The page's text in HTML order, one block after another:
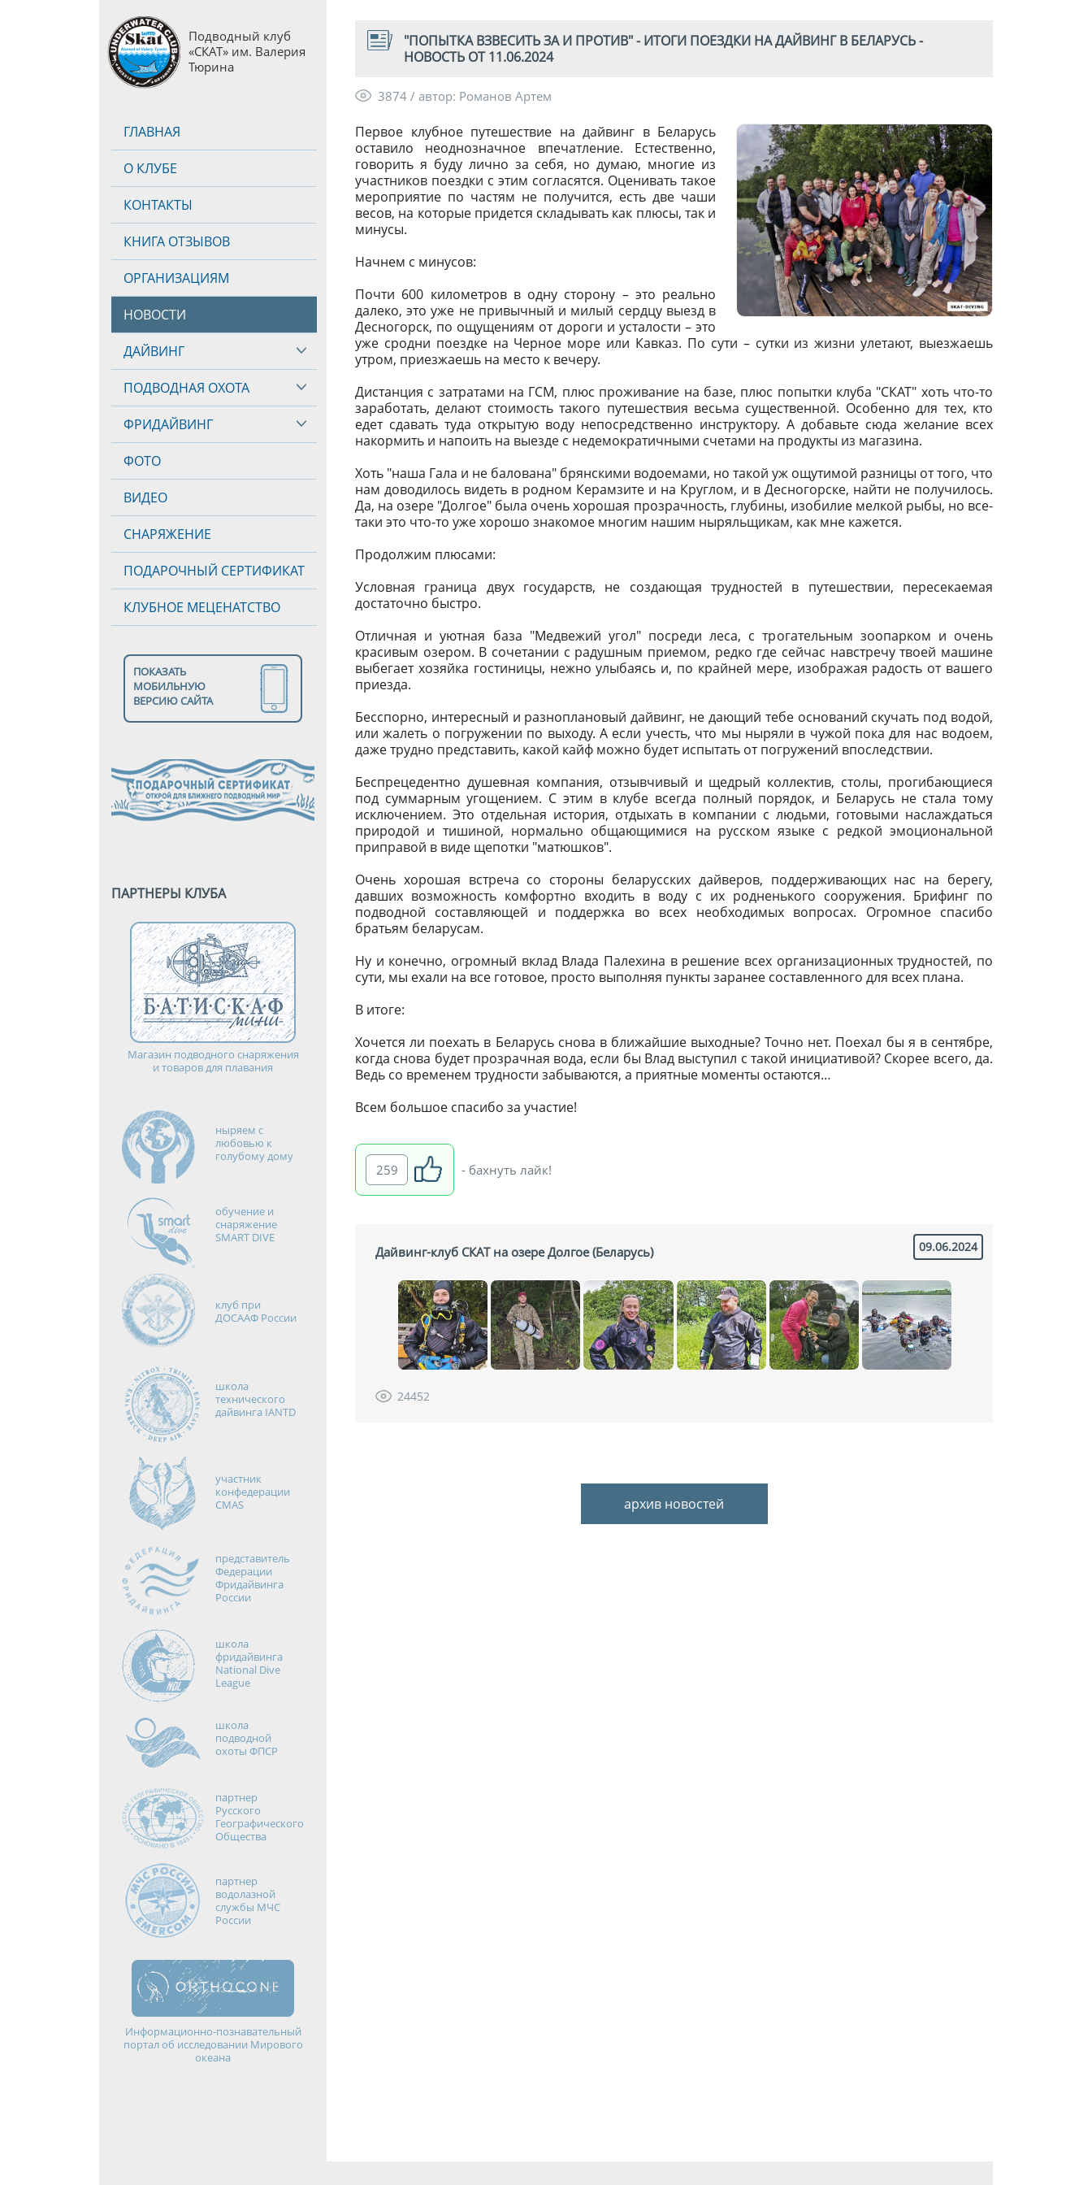
Подводный клуб
«СКАТ» им. Валерия
Тюрина
ГЛАВНАЯ
О КЛУБЕ
КОНТАКТЫ
КНИГА ОТЗЫВОВ
ОРГАНИЗАЦИЯМ
НОВОСТИ
ДАЙВИНГ
ПОДВОДНАЯ ОХОТА
ФРИДАЙВИНГ
ФОТО
ВИДЕО
СНАРЯЖЕНИЕ
ПОДАРОЧНЫЙ СЕРТИФИКАТ
КЛУБНОЕ МЕЦЕНАТСТВО
ПОКАЗАТЬ
МОБИЛЬНУЮ
ВЕРСИЮ САЙТА
ПАРТНЕРЫ КЛУБА
Магазин подводного снаряжения
и товаров для плавания
ныряем с
любовью к
голубому дому
обучение и
снаряжение
SMART DIVE
клуб при
ДОСААФ России
школа
технического
дайвинга IANTD
участник
конфедерации
CMAS
представитель
Федерации
Фридайвинга
России
школа
фридайвинга
National Dive
League
школа
подводной
охоты ФПСР
партнер
Русского
Географического
Общества
партнер
водолазной
службы МЧС
России
Информационно-познавательный
портал об исследовании Мирового
океана
"ПОПЫТКА ВЗВЕСИТЬ ЗА И ПРОТИВ" - ИТОГИ ПОЕЗДКИ НА ДАЙВИНГ В БЕЛАРУСЬ -
НОВОСТЬ ОТ 11.06.2024
3874 / автор: Романов Артем
Первое клубное путешествие на дайвинг в Беларусь
оставило неоднозначное впечатление. Естественно,
говорить я буду лично за себя, но думаю, многие из
участников поездки с этим согласятся. Оценивать такое
мероприятие по частям не получится, есть две чаши
весов, на которые придется складывать как плюсы, так и
минусы.
Начнем с минусов:
Почти 600 километров в одну сторону – это реально
далеко, это уже не привычный и милый сердцу выезд в
Десногорск, по ощущениям от дороги и усталости – это
уже сродни поездке на Черное море или Кавказ. По сути – сутки из жизни улетают, выезжаешь
утром, приезжаешь на место к вечеру.
Дистанция с затратами на ГСМ, плюс проживание на базе, плюс попытки клуба "СКАТ" хоть что-то
заработать, делают стоимость такого путешествия весьма существенной. Особенно для тех, кто
едет сдавать туда открытую воду непосредственно инструктору. А добавьте сюда желание всех
накормить и напоить на выезде с недемократичными счетами на продукты из магазина.
Хоть "наша Гала и не балована" брянскими водоемами, но такой уж ощутимой разницы от того, что
нам доводилось видеть в родном Керамзите и на Круглом, и в Десногорске, найти не получилось.
Да, на озере "Долгое" была очень хорошая прозрачность, глубины, изобилие мелкой рыбы, но все-
таки это что-то уже хорошо знакомое многим нашим ныряльщикам, как мне кажется.
Продолжим плюсами:
Условная граница двух государств, не создающая трудностей в путешествии, пересекаемая
достаточно быстро.
Отличная и уютная база "Медвежий угол" посреди леса, с трогательным зоопарком и очень
красивым озером. В сочетании с радушным приемом, редко где сейчас навстречу твоей машине
выбегает хозяйка гостиницы, нежно улыбаясь и, по крайней мере, изображая радость от вашего
приезда.
Бесспорно, интересный и разноплановый дайвинг, не дающий тебе оснований скучать под водой,
или жалеть о погружении по выходу. А если учесть, что мы ныряли в чужой пока для нас водоем,
даже трудно представить, какой кайф можно будет испытать от погружений впоследствии.
Беспрецедентно душевная компания, отзывчивый и щедрый коллектив, столы, прогибающиеся
под суммарным угощением. С этим в клубе всегда полный порядок, и Беларусь не стала тому
исключением. Это отдельная история, отдыхать в компании с людьми, готовыми наслаждаться
природой и тишиной, нормально общающимися на русском языке с редкой эмоциональной
приправой в виде щепотки "матюшков".
Очень хорошая встреча со стороны беларусских дайверов, поддерживающих нас на берегу,
давших возможность комфортно входить в воду с их родненького сооружения. Брифинг по
подводной составляющей и поддержка во всех необходимых вопросах. Огромное спасибо
братьям беларусам.
Ну и конечно, огромный вклад Влада Палехина в решение всех организационных трудностей, по
сути, мы ехали на все готовое, просто выполняя пункты заранее составленного для всех плана.
В итоге:
Хочется ли поехать в Беларусь снова в ближайшие выходные? Точно нет. Поехал бы я в сентябре,
когда снова будет прозрачная вода, если бы Влад выступил с такой инициативой? Скорее всего, да.
Ведь со временем трудности забываются, а приятные моменты остаются…
Всем большое спасибо за участие!
259 - бахнуть лайк!
09.06.2024
Дайвинг-клуб СКАТ на озере Долгое (Беларусь)
24452
архив новостей